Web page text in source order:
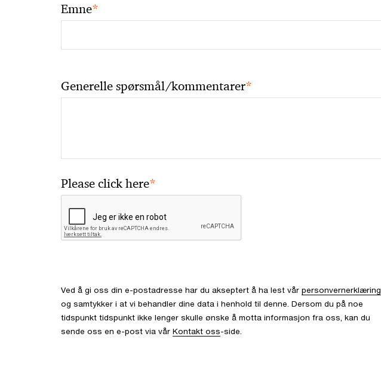
Emne*
Generelle spørsmål/kommentarer*
Please click here*
Ved å gi oss din e-postadresse har du akseptert å ha lest vår personvernerklæring
og samtykker i at vi behandler dine data i henhold til denne. Dersom du på noe
tidspunkt tidspunkt ikke lenger skulle ønske å motta informasjon fra oss, kan du
sende oss en e-post via vår Kontakt oss-side.